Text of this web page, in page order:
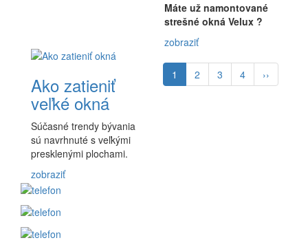
Máte už namontované
strešné okná Velux ?
zobraziť
Ako zatieniť
veľké okná
Súčasné trendy bývania
sú navrhnuté s veľkými
presklenými plochami.
zobraziť
Pagination
Aktuálna
stránka
1 Page
2 Page
3 Page
4
Ďalšia
strana
››